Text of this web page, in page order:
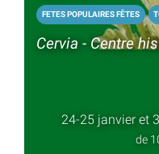
FETES POPULAIRES FÊTES
Cervia - Centre
24-25 janvier et
de